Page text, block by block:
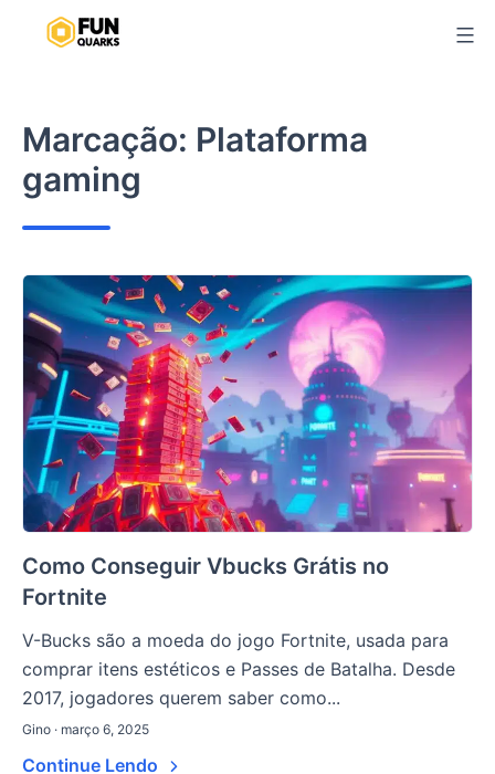
Marcação: Plataforma
gaming
Como Conseguir Vbucks Grátis no
Fortnite
V-Bucks são a moeda do jogo Fortnite, usada para
comprar itens estéticos e Passes de Batalha. Desde
2017, jogadores querem saber como...
Gino · março 6, 2025
Continue Lendo